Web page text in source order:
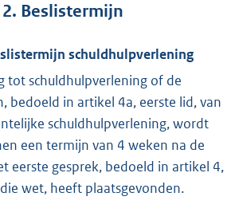
Beslistermijn
schuldhulpverlening
tot schuldhulpverlening of de
bedoeld in artikel 4a, eerste lid, van
schuldhulpverlening, wordt
een termijn van 4 weken na de
eerste gesprek, bedoeld in artikel 4,
wet, heeft plaatsgevonden.